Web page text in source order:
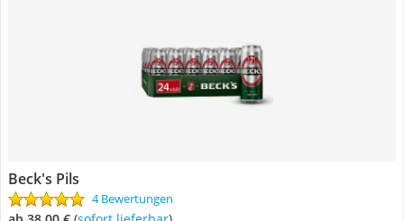
Beck's Pils
4 Bewertungen